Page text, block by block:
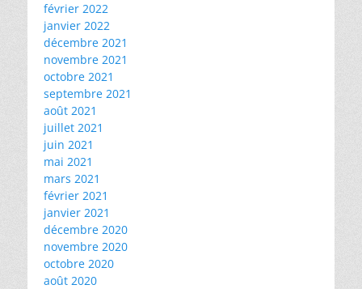
février 2022
janvier 2022
décembre 2021
novembre 2021
octobre 2021
septembre 2021
août 2021
juillet 2021
juin 2021
mai 2021
mars 2021
février 2021
janvier 2021
décembre 2020
novembre 2020
octobre 2020
août 2020